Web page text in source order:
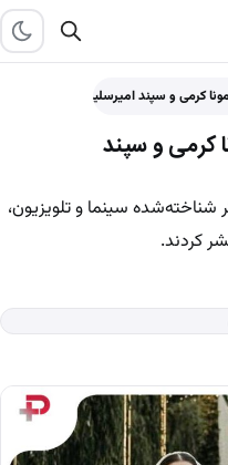
کرمی و سپند امیرسلیمانی لو…
کرمی و سپند
شناخته‌شده سینما و تلویزیون،
کردند.